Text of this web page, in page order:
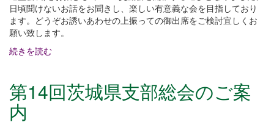
日頃聞けないお話をお聞きし、楽しい有意義な会を目指しており
ます。どうぞお誘いあわせの上振っての御出席をご検討宜しくお
願い致します。
続きを読む
第14回茨城県支部総会のご案
内